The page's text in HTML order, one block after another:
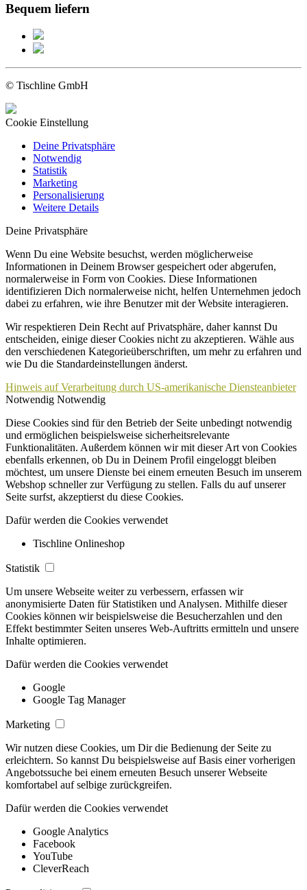
Bequem liefern
© Tischline GmbH
Cookie Einstellung
Deine Privatsphäre
Notwendig
Statistik
Marketing
Personalisierung
Weitere Details
Deine Privatsphäre
Wenn Du eine Website besuchst, werden möglicherweise
Informationen in Deinem Browser gespeichert oder abgerufen,
normalerweise in Form von Cookies. Diese Informationen
identifizieren Dich normalerweise nicht, helfen Unternehmen jedoch
dabei zu erfahren, wie ihre Benutzer mit der Website interagieren.
Wir respektieren Dein Recht auf Privatsphäre, daher kannst Du
entscheiden, einige dieser Cookies nicht zu akzeptieren. Wähle aus
den verschiedenen Kategorieüberschriften, um mehr zu erfahren und
wie Du die Standardeinstellungen änderst.
Hinweis auf Verarbeitung durch US-amerikanische Diensteanbieter
Notwendig Notwendig
Diese Cookies sind für den Betrieb der Seite unbedingt notwendig
und ermöglichen beispielsweise sicherheitsrelevante
Funktionalitäten. Außerdem können wir mit dieser Art von Cookies
ebenfalls erkennen, ob Du in Deinem Profil eingeloggt bleiben
möchtest, um unsere Dienste bei einem erneuten Besuch im unserem
Webshop schneller zur Verfügung zu stellen. Falls du auf unserer
Seite surfst, akzeptierst du diese Cookies.
Dafür werden die Cookies verwendet
Tischline Onlineshop
Statistik
Um unsere Webseite weiter zu verbessern, erfassen wir
anonymisierte Daten für Statistiken und Analysen. Mithilfe dieser
Cookies können wir beispielsweise die Besucherzahlen und den
Effekt bestimmter Seiten unseres Web-Auftritts ermitteln und unsere
Inhalte optimieren.
Dafür werden die Cookies verwendet
Google
Google Tag Manager
Marketing
Wir nutzen diese Cookies, um Dir die Bedienung der Seite zu
erleichtern. So kannst Du beispielsweise auf Basis einer vorherigen
Angebotssuche bei einem erneuten Besuch unserer Webseite
komfortabel auf selbige zurückgreifen.
Dafür werden die Cookies verwendet
Google Analytics
Facebook
YouTube
CleverReach